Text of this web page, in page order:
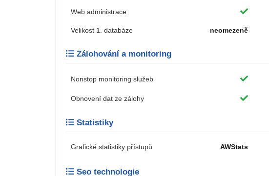
Web administrace
Velikost 1. databáze neomezeně
Zálohování a monitoring
Nonstop monitoring služeb
Obnovení dat ze zálohy
Statistiky
Grafické statistiky přístupů AWStats
Seo technologie